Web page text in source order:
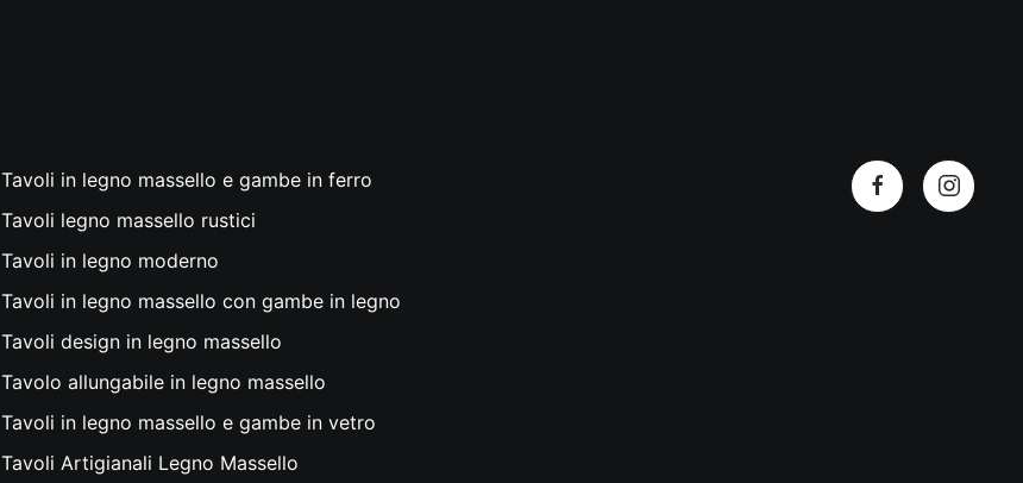
Tavoli in legno massello e gambe in ferro
Tavoli legno massello rustici
Tavoli in legno moderno
Tavoli in legno massello con gambe in legno
Tavoli design in legno massello
Tavolo allungabile in legno massello
Tavoli in legno massello e gambe in vetro
Tavoli Artigianali Legno Massello